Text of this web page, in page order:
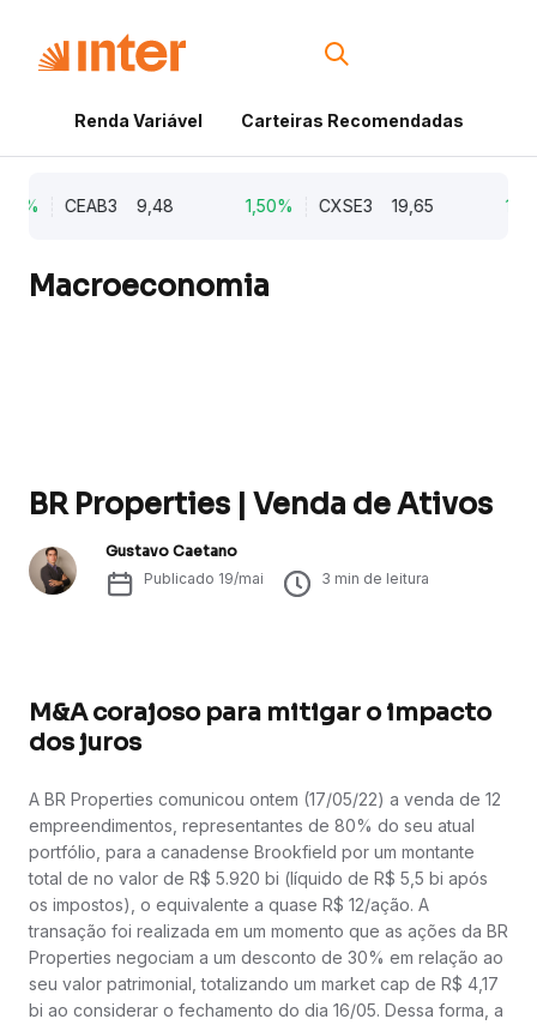
Renda Variável Carteiras Recomendadas
CEAB3 9,48 1,50% CXSE3 19,65
Macroeconomia
BR Properties | Venda de Ativos
Gustavo Caetano
Publicado 19/mai 3 min de leitura
M&A corajoso para mitigar o impacto
dos juros
A BR Properties comunicou ontem (17/05/22) a venda de 12
empreendimentos, representantes de 80% do seu atual
portfólio, para a canadense Brookfield por um montante
total de no valor de R$ 5.920 bi (líquido de R$ 5,5 bi após
os impostos), o equivalente a quase R$ 12/ação. A
transação foi realizada em um momento que as ações da BR
Properties negociam a um desconto de 30% em relação ao
seu valor patrimonial, totalizando um market cap de R$ 4,17
bi ao considerar o fechamento do dia 16/05. Dessa forma, a